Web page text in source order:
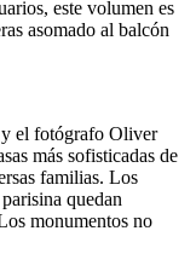
este volumen es
asomado al balcón
y el fotógrafo Oliver
más sofisticadas de
familias. Los
quedan
monumentos no